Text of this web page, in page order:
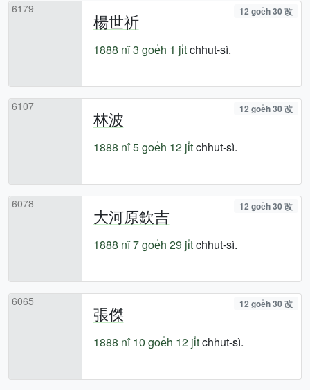
6179
楊世祈 12 goe̍h 30 改
1888 nî3 goe̍h 1 ji̍tchhut-sì.
6107
林波 12 goe̍h 30 改
1888 nî5 goe̍h 12 ji̍tchhut-sì.
6078
大河原欽吉 12 goe̍h 30 改
1888 nî7 goe̍h 29 ji̍tchhut-sì.
6065
張傑 12 goe̍h 30 改
1888 nî 10 goe̍h 12 ji̍tchhut-sì.